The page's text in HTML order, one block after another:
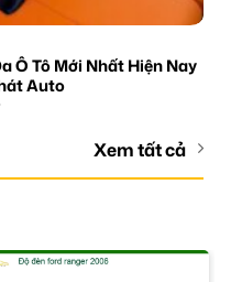
Ô Tô Mới Nhất Hiện Nay
Auto
Xem tất cả